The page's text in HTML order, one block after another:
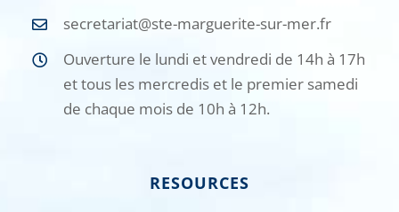
secretariat@ste-marguerite-sur-mer.fr
Ouverture le lundi et vendredi de 14h à 17h
et tous les mercredis et le premier samedi
de chaque mois de 10h à 12h.
RESOURCES